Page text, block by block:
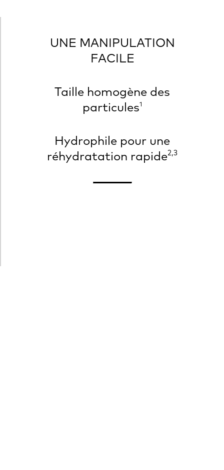
UNE MANIPULATION
FACILE
Taille homogène des
particules1
Hydrophile pour une
réhydratation rapide2,3